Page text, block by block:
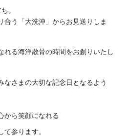
。
合う「大洗沖」からお見送りしま
れる海洋散骨の時間をお創りいたし
なさまの大切な記念日となるよう
から笑顔になれる
参ります。